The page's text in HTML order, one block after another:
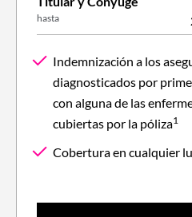
hasta
Indemnización a los
diagnosticados por
con alguna de las
cubiertas por la póliza1
Cobertura en cualquier